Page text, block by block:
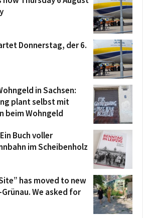
Donnerstag, der 6.
in Sachsen:
plant selbst mit
beim Wohngeld
Buch voller
im Scheibenholz
has moved to new
We asked for